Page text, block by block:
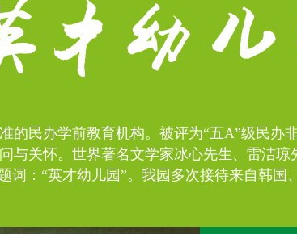
的民办学前教育机构。被评为“五A”级民
与关怀。世界著名文学家冰心先生、雷洁
词：“英才幼儿园”。我园多次接待来自韩